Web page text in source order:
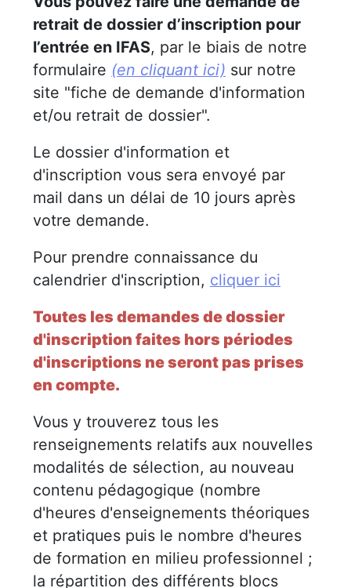
retrait de dossier d’inscription pour
l’entrée en IFAS, par le biais de notre
formulaire (en cliquant ici) sur notre
site "fiche de demande d'information
et/ou retrait de dossier".
Le dossier d'information et
d'inscription vous sera envoyé par
mail dans un délai de 10 jours après
votre demande.
Pour prendre connaissance du
calendrier d'inscription, cliquer ici
Toutes les demandes de dossier
d'inscription faites hors périodes
d'inscriptions ne seront pas prises
en compte.
Vous y trouverez tous les
renseignements relatifs aux nouvelles
modalités de sélection, au nouveau
contenu pédagogique (nombre
d'heures d'enseignements théoriques
et pratiques puis le nombre d'heures
de formation en milieu professionnel ;
la répartition des différents blocs